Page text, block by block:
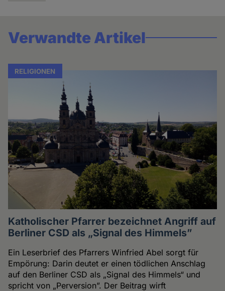
Verwandte Artikel
RELIGIONEN
Katholischer Pfarrer bezeichnet Angriff auf
Berliner CSD als „Signal des Himmels”
Ein Leserbrief des Pfarrers Winfried Abel sorgt für
Empörung: Darin deutet er einen tödlichen Anschlag
auf den Berliner CSD als „Signal des Himmels“ und
spricht von „Perversion”. Der Beitrag wirft